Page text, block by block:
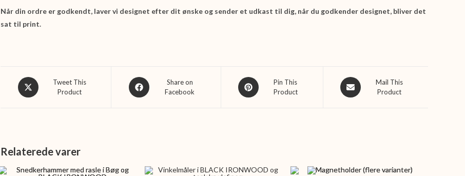
Når din ordre er godkendt, laver vi designet efter dit ønske og sender et udkast til dig, når du godkender designet, bliver det
sat til print.
Opens
in
Tweet This
Product
Opens
in
Share on
Facebook
Opens
in
Pin This
Product
Opens
in
Mail This
Product
Relaterede varer